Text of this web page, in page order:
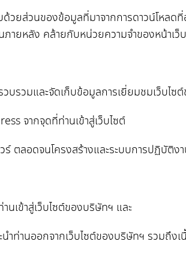
ยส่วนของข้อมูลที่มาจากการดาวน์โหลด
ภายหลัง คล้ายกับหน่วยความจำของหน้าเว็บ
บรวมและจัดเก็บข้อมูลการเยี่ยมชมเว็บไซ
จากจุดที่ท่านเข้าสู่เว็บไซต์
ตลอดจนโครงสร้างและระบบการปฏิบัติงา
นเข้าสู่เว็บไซต์ของบริษัทฯ และ
ำท่านออกจากเว็บไซต์ของบริษัทฯ รวมถึง